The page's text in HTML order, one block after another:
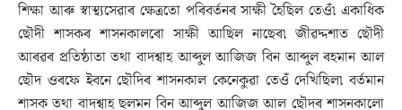
শিক্ষা আৰু স্বাস্থ্যসেৱাৰ ক্ষেত্ৰতো পৰিবৰ্তনৰ সাক্ষী হৈছিল তেওঁ৷ একাধিক
ছৌদী শাসকৰ শাসনকালৰো সাক্ষী আছিল নাছেৰ৷ জীৱদ্দশাত ছৌদী
আৰৱৰ প্ৰতিষ্ঠাতা তথা বাদশ্বাহ আব্দুল আজিজ বিন আব্দুল ৰহমান আল
ছৌদ ওৰফে ইবনে ছৌদিৰ শাসনকাল কেনেকুৱা তেওঁ দেখিছিল৷ বৰ্তমান
শাসক তথা বাদশ্বাহ ছলমন বিন আব্দুল আজিজ আল ছৌদৰ শাসনকালো